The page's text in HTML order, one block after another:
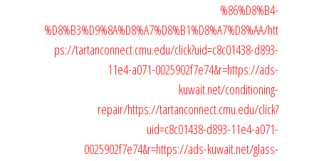
%86%D8%B4-
%D8%B3%D9%8A%D8%A7%D8%B1%D8%A7%D8%AA/htt
ps://tartanconnect.cmu.edu/click?uid=c8c01438-d893-
11e4-a071-0025902f7e74&r=https://ads-
kuwait.net/conditioning-
repair/https://tartanconnect.cmu.edu/click?
uid=c8c01438-d893-11e4-a071-
0025902f7e74&r=https://ads-kuwait.net/glass-